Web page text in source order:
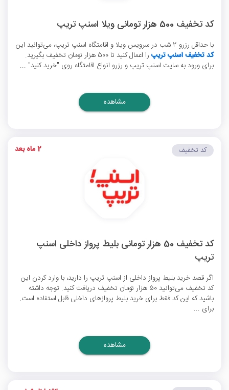
کد تخفیف 500 هزار تومانی ویلا اسنپ تریپ
با حداقل رزرو 2 شب در سرویس ویلا و اقامتگاه اسنپ تریپ، می‌توانید این
کد تخفیف اسنپ تریپ
را اعمال کنید تا 500 هزار تومان تخفیف بگیرید.
برای ورود به سایت اسنپ تریپ و رزرو انواع اقامتگاه روی "خرید کنید" ...
مشاهده
کد تخفیف 50 هزار تومانی بلیط پرواز داخلی اسنپ
تریپ
اگر قصد خرید بلیط پرواز داخلی از اسنپ تریپ را دارید، با وارد کردن این
کد تخفیف می‌توانید 50 هزار تومان تخفیف دریافت کنید. توجه داشته
باشید که این کد فقط برای خرید بلیط پروازهای داخلی قابل استفاده است.
برای ...
کد تخفیف 2 ماه بعد
مشاهده